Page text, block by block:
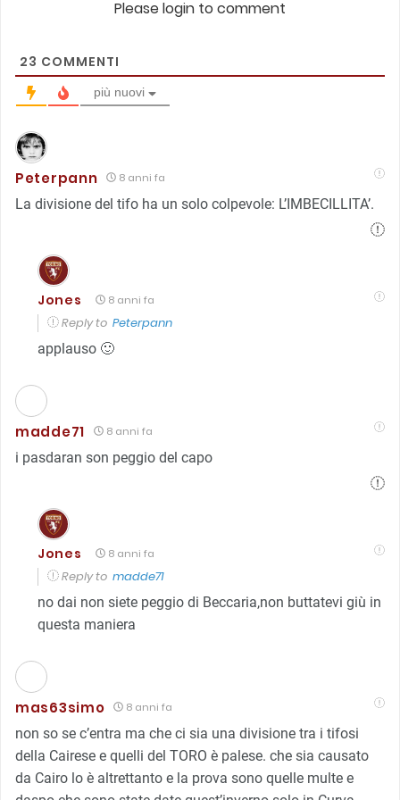
Please login to comment
23 COMMENTI
più nuovi
Peterpann 8 anni fa
La divisione del tifo ha un solo colpevole: L’IMBECILLITA’.
Jones 8 anni fa
Reply to Peterpann
applauso 🙂
madde71 8 anni fa
i pasdaran son peggio del capo
Jones 8 anni fa
Reply to madde71
no dai non siete peggio di Beccaria,non buttatevi giù in
questa maniera
mas63simo 8 anni fa
non so se c’entra ma che ci sia una divisione tra i tifosi
della Cairese e quelli del TORO è palese. che sia causato
da Cairo lo è altrettanto e la prova sono quelle multe e